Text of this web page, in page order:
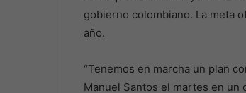
gobierno colombiano. La meta
año.
“Tenemos en marcha un plan
Manuel Santos el martes en